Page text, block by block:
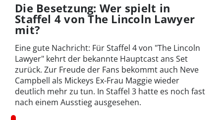
Die Besetzung: Wer spielt in
Staffel 4 von The Lincoln Lawyer
mit?
Eine gute Nachricht: Für Staffel 4 von "The Lincoln
Lawyer" kehrt der bekannte Hauptcast ans Set
zurück. Zur Freude der Fans bekommt auch Neve
Campbell als Mickeys Ex-Frau Maggie wieder
deutlich mehr zu tun. In Staffel 3 hatte es noch fast
nach einem Ausstieg ausgesehen.